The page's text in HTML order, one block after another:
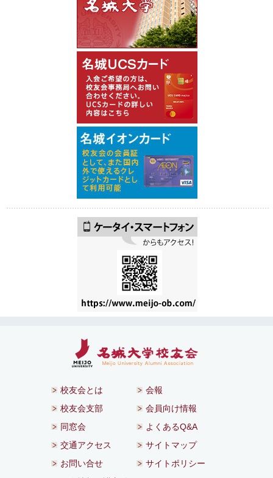
校友会とは
会報
校友会支部
会員向け情報
同窓会
よくあるQ&A
交通アクセス
サイトマップ
お問い合せ
サイトポリシー